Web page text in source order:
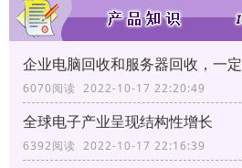
企业电脑回收和服务器回收，一
6070阅读 2022-10-17 22:20:49
全球电子产业呈现结构性增长
6392阅读 2022-10-17 22:16:39